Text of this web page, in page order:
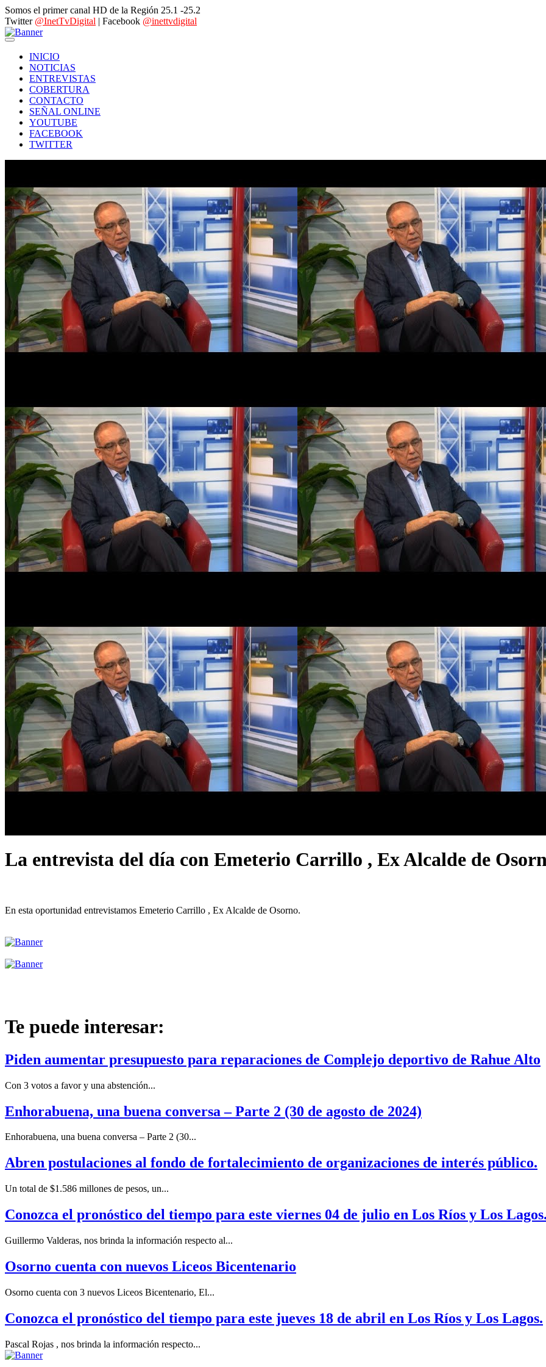
Somos el primer canal HD de la Región 25.1 -25.2
Twitter @InetTvDigital | Facebook @inettvdigital
INICIO
NOTICIAS
ENTREVISTAS
COBERTURA
CONTACTO
SEÑAL ONLINE
YOUTUBE
FACEBOOK
TWITTER
La entrevista del día con Emeterio Carrillo , Ex Alcalde de
En esta oportunidad entrevistamos Emeterio Carrillo , Ex Alcalde de Osorno.
Te puede interesar:
Piden aumentar presupuesto para reparaciones de Complejo deportivo de Rahue Alto
Con 3 votos a favor y una abstención...
Enhorabuena, una buena conversa – Parte 2 (30 de agosto de 2024)
Enhorabuena, una buena conversa – Parte 2 (30...
Abren postulaciones al fondo de fortalecimiento de organizaciones de interés público.
Un total de $1.586 millones de pesos, un...
Conozca el pronóstico del tiempo para este viernes 04 de julio en Los Ríos y Los
Guillermo Valderas, nos brinda la información respecto al...
Osorno cuenta con nuevos Liceos Bicentenario
Osorno cuenta con 3 nuevos Liceos Bicentenario, El...
Conozca el pronóstico del tiempo para este jueves 18 de abril en Los Ríos y Los Lagos.
Pascal Rojas , nos brinda la información respecto...